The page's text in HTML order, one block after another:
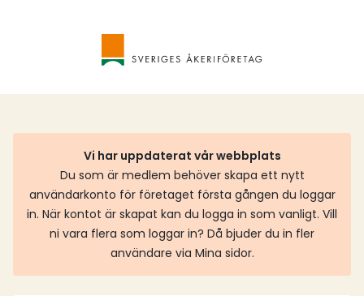
Vi har uppdaterat vår webbplats
Du som är medlem behöver skapa ett nytt
användarkonto för företaget första gången du loggar
in. När kontot är skapat kan du logga in som vanligt. Vill
ni vara flera som loggar in? Då bjuder du in fler
användare via Mina sidor.